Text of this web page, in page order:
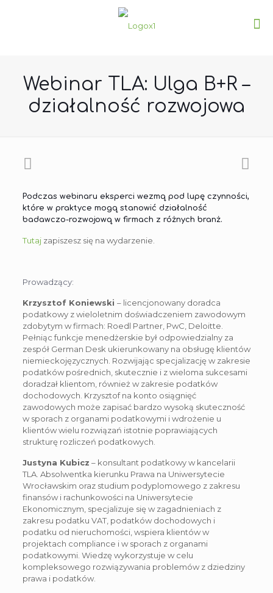
Webinar TLA: Ulga B+R –
działalność rozwojowa
Podczas webinaru eksperci wezmą pod lupę czynności,
które w praktyce mogą stanowić działalność
badawczo-rozwojową w firmach z różnych branż.
Tutajzapiszesz się na wydarzenie.
Prowadzący:
Krzysztof Koniewski – licencjonowany doradca
podatkowy z wieloletnim doświadczeniem zawodowym
zdobytym w firmach: Roedl Partner, PwC, Deloitte.
Pełniąc funkcje menedżerskie był odpowiedzialny za
zespół German Desk ukierunkowany na obsługę klientów
niemieckojęzycznych. Rozwijając specjalizację w zakresie
podatków pośrednich, skutecznie i z wieloma sukcesami
doradzał klientom, również w zakresie podatków
dochodowych. Krzysztof na konto osiągnięć
zawodowych może zapisać bardzo wysoką skuteczność
w sporach z organami podatkowymi i wdrożenie u
klientów wielu rozwiązań istotnie poprawiających
strukturę rozliczeń podatkowych.
Justyna Kubicz – konsultant podatkowy w kancelarii
TLA. Absolwentka kierunku Prawa na Uniwersytecie
Wrocławskim oraz studium podyplomowego z zakresu
finansów i rachunkowości na Uniwersytecie
Ekonomicznym, specjalizuje się w zagadnieniach z
zakresu podatku VAT, podatków dochodowych i
podatku od nieruchomości, wspiera klientów w
projektach compliance i w sporach z organami
podatkowymi. Wiedzę wykorzystuje w celu
kompleksowego rozwiązywania problemów z dziedziny
prawa i podatków.